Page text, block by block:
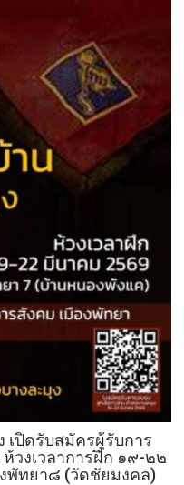
เปิดรับสมัครผู้รับการ
วงเวลาการฝึก ๑๙-๒๒
พัทยา๘ (วัดชัยมงคล)